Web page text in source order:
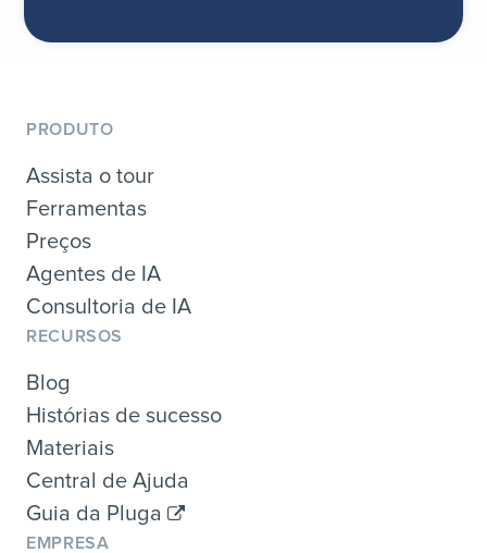
PRODUTO
Assista o tour
Ferramentas
Preços
Agentes de IA
Consultoria de IA
RECURSOS
Blog
Histórias de sucesso
Materiais
Central de Ajuda
Guia da Pluga
EMPRESA